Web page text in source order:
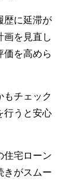
歴に延滞が
画を見直し
価を高めら
もチェック
行うと安心
住宅ローン
きがスムー